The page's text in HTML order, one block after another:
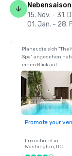
Nebensaison
15. Nov. - 31.
01. Jan. - 28.
Planer, die sich "The
Spa" angesehen
einen Blick auf
Promote your
Luxushotel in
Washington, DC